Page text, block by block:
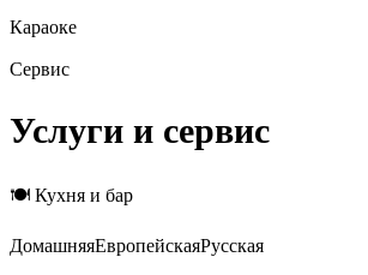
Караоке
Сервис
Услуги и сервис
🍽 Кухня и бар
ДомашняяЕвропейскаяРусская